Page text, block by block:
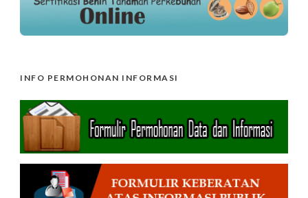
INFO PERMOHONAN INFORMASI